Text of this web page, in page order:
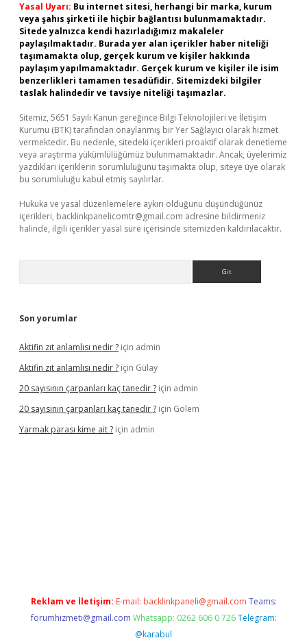
Yasal Uyarı: Bu internet sitesi, herhangi bir marka, kurum
veya şahıs şirketi ile hiçbir bağlantısı bulunmamaktadır.
Sitede yalnızca kendi hazırladığımız makaleler
paylaşılmaktadır. Burada yer alan içerikler haber niteliği
taşımamakta olup, gerçek kurum ve kişiler hakkında
paylaşım yapılmamaktadır. Gerçek kurum ve kişiler ile isim
benzerlikleri tamamen tesadüfidir. Sitemizdeki bilgiler
taslak halindedir ve tavsiye niteliği taşımazlar.
Sitemiz, 5651 Sayılı Kanun gereğince Bilgi Teknolojileri ve İletişim
Kurumu (BTK) tarafından onaylanmış bir Yer Sağlayıcı olarak hizmet
vermektedir. Bu nedenle, sitedeki içerikleri proaktif olarak denetleme
veya araştırma yükümlülüğümüz bulunmamaktadır. Ancak, üyelerimiz
yazdıkları içeriklerin sorumluluğunu taşımakta olup, siteye üye olarak
bu sorumluluğu kabul etmiş sayılırlar.
Hukuka ve yasal düzenlemelere aykırı olduğunu düşündüğünüz
içerikleri, backlinkpanelicomtr@gmail.com adresine bildirmeniz
halinde, ilgili içerikler yasal süre içerisinde sitemizden kaldırılacaktır.
Son yorumlar
Aktifin zıt anlamlısı nedir ? için admin
Aktifin zıt anlamlısı nedir ? için Gülay
20 sayısının çarpanları kaç tanedir ? için admin
20 sayısının çarpanları kaç tanedir ? için Golem
Yarmak parası kime ait ? için admin
Reklam ve İletişim: E-mail: backlinkpaneli@gmail.com Teams:
forumhizmeti@gmail.com Whatsapp: 0262 606 0 726 Telegram:
@karabul